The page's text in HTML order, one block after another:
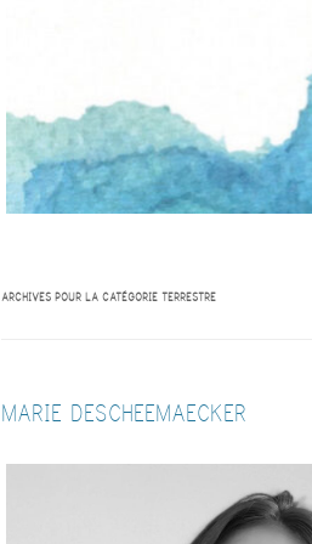
YOGA SOMATIQUE POUR
SENIORS
YIN YOGA & SON
ARCHIVES POUR LA CATÉGORIE TERRESTRE
MARIE DESCHEEMAECKER